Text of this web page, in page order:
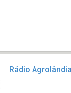
Rádio Agrolândia